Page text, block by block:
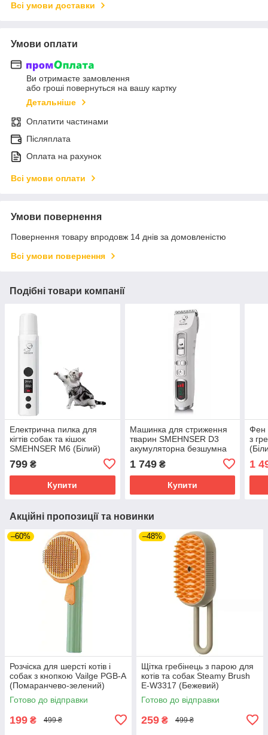
Всі умови доставки
Умови оплати
Ви отримаєте замовлення
або гроші повернуться на вашу картку
Детальніше
Оплатити частинами
Післяплата
Оплата на рахунок
Всі умови оплати
Умови повернення
Повернення товару впродовж 14 днів за домовленістю
Всі умови повернення
Подібні товари компанії
Електрична пилка для
кігтів собак та кішок
SMEHNSER M6 (Білий)
799 ₴
Купити
Машинка для стриження
тварин SMEHNSER D3
акумуляторна безшумна
1 749₴
Купити
Фен
з
1
Акційні пропозиції та новинки
–60%
Розчіска для шерсті котів і
собак з кнопкою Vailge PGB-A
(Помаранчево-зелений)
Готово до відправки
199 ₴ 499 ₴
–48%
Щітка гребінець з парою для
котів та собак Steamy Brush
E-W3317 (Бежевий)
Готово до відправки
259 ₴ 499 ₴